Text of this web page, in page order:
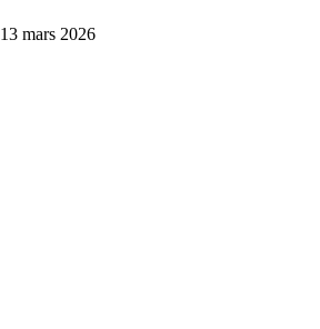
13 mars 2026